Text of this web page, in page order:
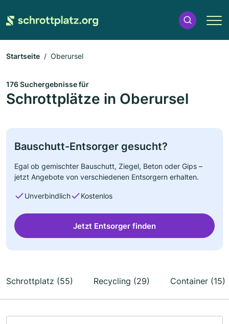
Startseite Oberursel
176 Suchergebnisse für
Schrottplätze in Oberursel
Bauschutt-Entsorger gesucht?
Egal ob gemischter Bauschutt, Ziegel, Beton oder Gips –
jetzt Angebote von verschiedenen Entsorgern erhalten.
Unverbindlich Kostenlos
Jetzt Entsorger finden
Schrottplatz (55) Recycling (29) Container (15)